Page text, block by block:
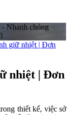
Nhanh chóng
giữ nhiệt | Đơn
nhiệt | Đơn
thiết kế, việc sở